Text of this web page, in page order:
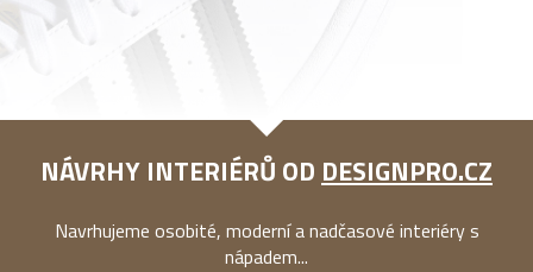
NÁVRHY INTERIÉRŮ OD DESIGNPRO.CZ
Navrhujeme osobité, moderní a nadčasové interiéry s
nápadem...